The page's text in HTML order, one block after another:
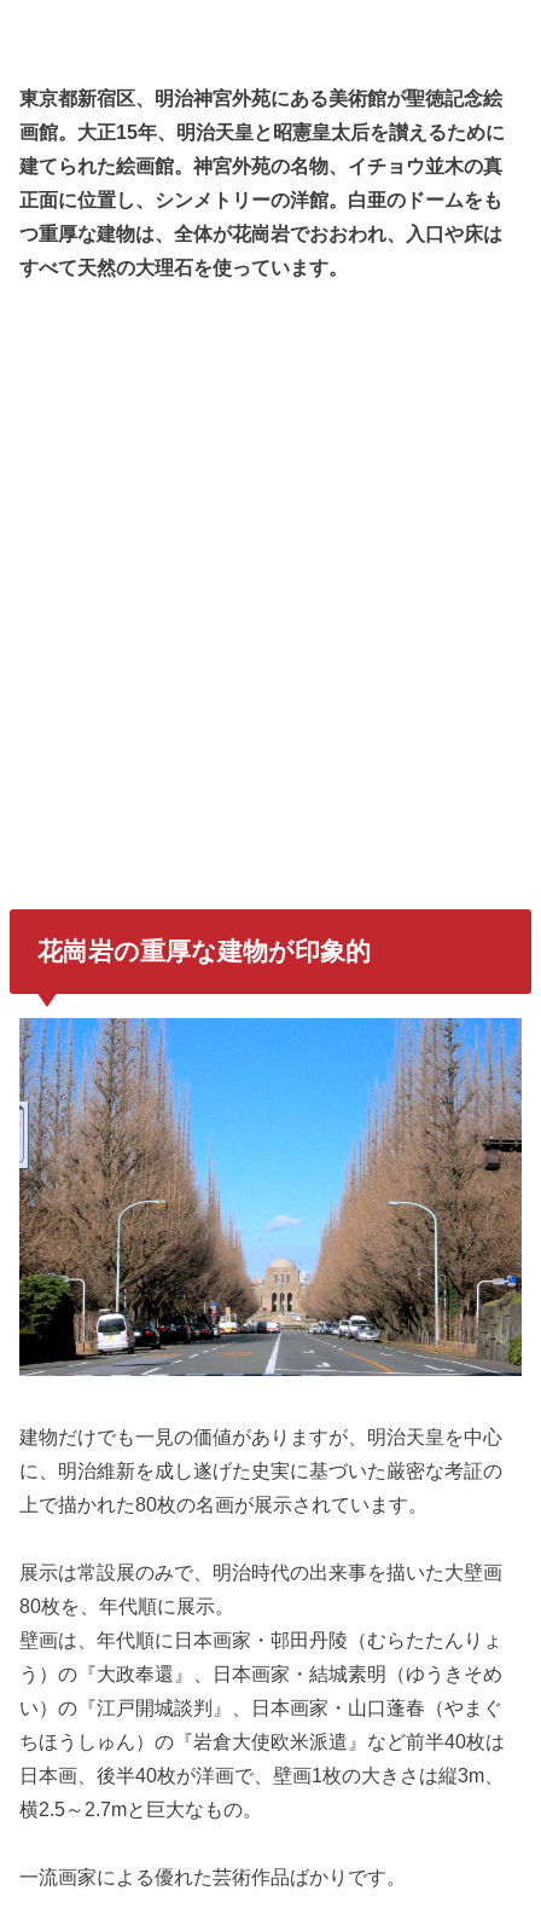
東京都新宿区、明治神宮外苑にある美術館が聖徳記念絵
画館。大正15年、明治天皇と昭憲皇太后を讃えるために
建てられた絵画館。神宮外苑の名物、イチョウ並木の真
正面に位置し、シンメトリーの洋館。白亜のドームをも
つ重厚な建物は、全体が花崗岩でおおわれ、入口や床は
すべて天然の大理石を使っています。
花崗岩の重厚な建物が印象的
建物だけでも一見の価値がありますが、明治天皇を中心
に、明治維新を成し遂げた史実に基づいた厳密な考証の
上で描かれた80枚の名画が展示されています。
展示は常設展のみで、明治時代の出来事を描いた大壁画
80枚を、年代順に展示。
壁画は、年代順に日本画家・邨田丹陵（むらたたんりょ
う）の『大政奉還』、日本画家・結城素明（ゆうきそめ
い）の『江戸開城談判』、日本画家・山口蓬春（やまぐ
ちほうしゅん）の『岩倉大使欧米派遣』など前半40枚は
日本画、後半40枚が洋画で、壁画1枚の大きさは縦3m、
横2.5～2.7mと巨大なもの。
一流画家による優れた芸術作品ばかりです。